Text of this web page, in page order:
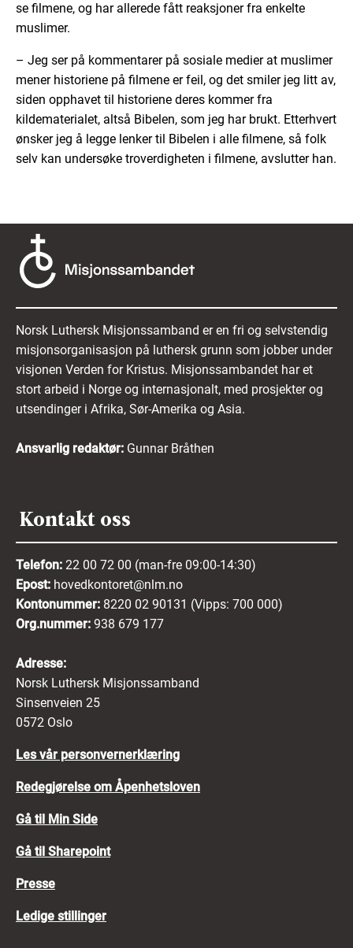
se filmene, og har allerede fått reaksjoner fra enkelte
muslimer.
– Jeg ser på kommentarer på sosiale medier at muslimer
mener historiene på filmene er feil, og det smiler jeg litt av,
siden opphavet til historiene deres kommer fra
kildematerialet, altså Bibelen, som jeg har brukt. Etterhvert
ønsker jeg å legge lenker til Bibelen i alle filmene, så folk
selv kan undersøke troverdigheten i filmene, avslutter han.
Norsk Luthersk Misjonssamband er en fri og selvstendig
misjonsorganisasjon på luthersk grunn som jobber under
visjonen Verden for Kristus. Misjonssambandet har et
stort arbeid i Norge og internasjonalt, med prosjekter og
utsendinger i Afrika, Sør-Amerika og Asia.
Ansvarlig redaktør: Gunnar Bråthen
Kontakt oss
Telefon: 22 00 72 00 (man-fre 09:00-14:30)
Epost: hovedkontoret@nlm.no
Kontonummer: 8220 02 90131 (Vipps: 700 000)
Org.nummer: 938 679 177
Adresse:
Norsk Luthersk Misjonssamband
Sinsenveien 25
0572 Oslo
Les vår personvernerklæring
Redegjørelse om Åpenhetsloven
Gå til Min Side
Gå til Sharepoint
Presse
Ledige stillinger